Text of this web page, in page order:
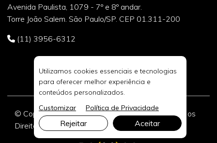
Avenida Paulista, 1079 - 7º e 8º andar.
Torre João Salem. São Paulo/SP. CEP 01.311-200
(11) 3956-6312
© Copyright 2026 DIVIA Marketing Digital. Todos os
Direitos Reservados.
Utilizamos cookies essenciais e tecnologias
para oferecer melhor experiência e
conteúdos personalizados.
Customizar
Política de Privacidade
Rejeitar Aceitar